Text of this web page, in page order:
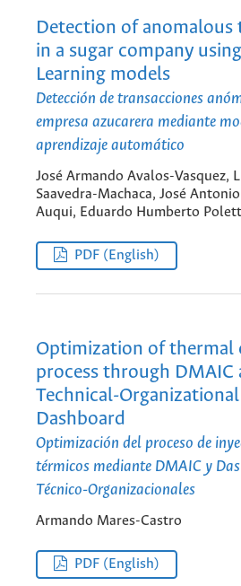
Detection of anomalous
in a sugar company
Learning models
Detección de transacciones
empresa azucarera mediante
aprendizaje automático
José Armando Avalos-Vasquez,
Saavedra-Machaca, José
Auqui, Eduardo Humberto
PDF (English)
Optimization of thermal
process through DMAIC
Technical-Organizational
Dashboard
Optimización del proceso de
térmicos mediante DMAIC y
Técnico-Organizacionales
Armando Mares-Castro
PDF (English)